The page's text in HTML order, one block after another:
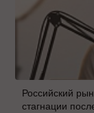
Российский
стагнации